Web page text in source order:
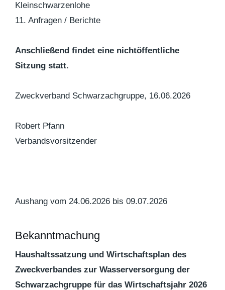
Kleinschwarzenlohe
11. Anfragen / Berichte
Anschließend findet eine nichtöffentliche
Sitzung statt.
Zweckverband Schwarzachgruppe, 16.06.2026
Robert Pfann
Verbandsvorsitzender
Aushang vom 24.06.2026 bis 09.07.2026
Bekanntmachung
Haushaltssatzung und Wirtschaftsplan des
Zweckverbandes zur Wasserversorgung der
Schwarzachgruppe für das Wirtschaftsjahr 2026